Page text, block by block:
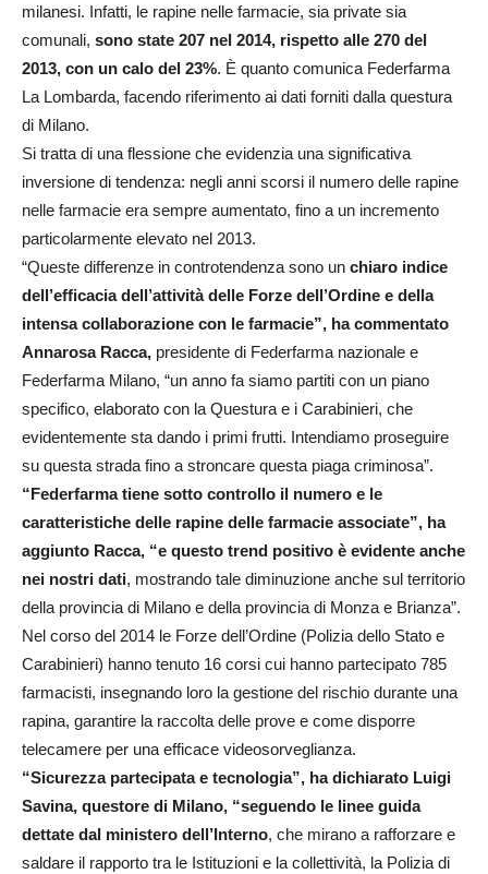
milanesi. Infatti, le rapine nelle farmacie, sia private sia
comunali, sono state 207 nel 2014, rispetto alle 270 del
2013, con un calo del 23%. È quanto comunica Federfarma
La Lombarda, facendo riferimento ai dati forniti dalla questura
di Milano.
Si tratta di una flessione che evidenzia una significativa
inversione di tendenza: negli anni scorsi il numero delle rapine
nelle farmacie era sempre aumentato, fino a un incremento
particolarmente elevato nel 2013.
“Queste differenze in controtendenza sono un chiaro indice
dell’efficacia dell’attività delle Forze dell’Ordine e della
intensa collaborazione con le farmacie”, ha commentato
Annarosa Racca, presidente di Federfarma nazionale e
Federfarma Milano, “un anno fa siamo partiti con un piano
specifico, elaborato con la Questura e i Carabinieri, che
evidentemente sta dando i primi frutti. Intendiamo proseguire
su questa strada fino a stroncare questa piaga criminosa”.
“Federfarma tiene sotto controllo il numero e le
caratteristiche delle rapine delle farmacie associate”, ha
aggiunto Racca, “e questo trend positivo è evidente anche
nei nostri dati, mostrando tale diminuzione anche sul territorio
della provincia di Milano e della provincia di Monza e Brianza”.
Nel corso del 2014 le Forze dell’Ordine (Polizia dello Stato e
Carabinieri) hanno tenuto 16 corsi cui hanno partecipato 785
farmacisti, insegnando loro la gestione del rischio durante una
rapina, garantire la raccolta delle prove e come disporre
telecamere per una efficace videosorveglianza.
“Sicurezza partecipata e tecnologia”, ha dichiarato Luigi
Savina, questore di Milano, “seguendo le linee guida
dettate dal ministero dell’Interno, che mirano a rafforzare e
saldare il rapporto tra le Istituzioni e la collettività, la Polizia di